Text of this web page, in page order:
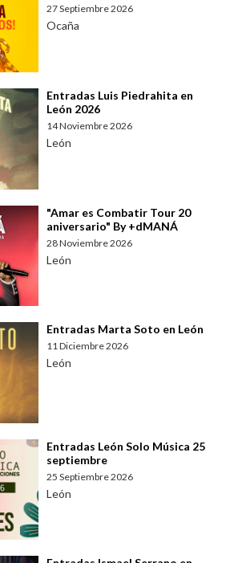
27 Septiembre 2026
Ocaña
Entradas Luis Piedrahita en
León 2026
14 Noviembre 2026
León
"Amar es Combatir Tour 20
aniversario" By +dMANÁ
28 Noviembre 2026
León
Entradas Marta Soto en León
11 Diciembre 2026
León
Entradas León Solo Música 25
septiembre
25 Septiembre 2026
León